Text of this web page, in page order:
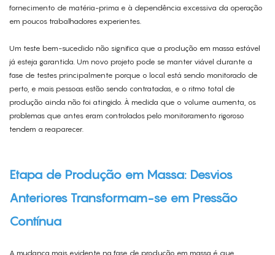
fornecimento de matéria-prima e à dependência excessiva da operação
em poucos trabalhadores experientes.
Um teste bem-sucedido não significa que a produção em massa estável
já esteja garantida. Um novo projeto pode se manter viável durante a
fase de testes principalmente porque o local está sendo monitorado de
perto, e mais pessoas estão sendo contratadas, e o ritmo total de
produção ainda não foi atingido. À medida que o volume aumenta, os
problemas que antes eram controlados pelo monitoramento rigoroso
tendem a reaparecer.
Etapa de Produção em Massa: Desvios
Anteriores Transformam-se em Pressão
Contínua
A mudança mais evidente na fase de produção em massa é que